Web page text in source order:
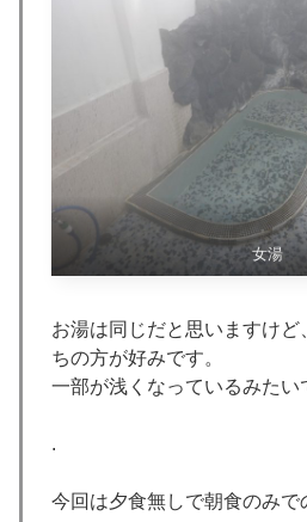
女湯
お湯は同じだと思いますけど
ちの方が好みです。
一部が浅くなっているみたい
.
今回は夕食無しで朝食のみで